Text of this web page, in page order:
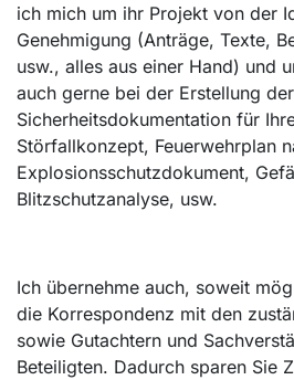
ich mich um ihr Projekt von der
Genehmigung (Anträge, Texte,
usw., alles aus einer Hand) und
auch gerne bei der Erstellung der
Sicherheitsdokumentation für
Störfallkonzept, Feuerwehrplan
Explosionsschutzdokument,
Blitzschutzanalyse, usw.
Ich übernehme auch, soweit
die Korrespondenz mit den
sowie Gutachtern und
Beteiligten. Dadurch sparen Sie